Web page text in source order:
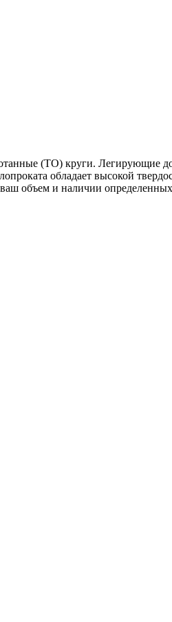
(ТО) круги. Легирующие
обладает высокой
объем и наличии